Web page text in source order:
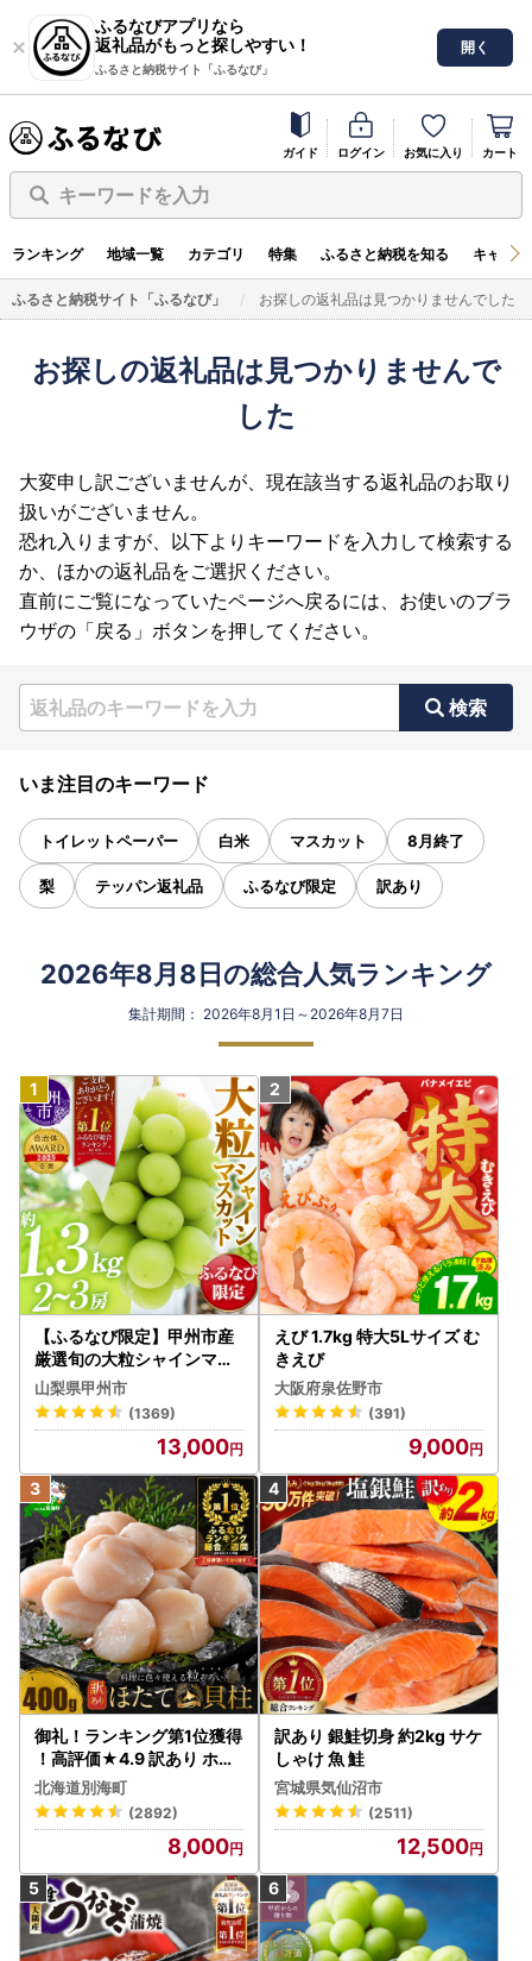
ふるなびアプリなら
返礼品がもっと探しやすい！
ふるさと納税サイト「ふるなび」
開く
ガイド ログイン お気に入り カート
キーワードを入力
ランキング 地域一覧 カテゴリ 特集 ふるさと納税を知る キャン
ふるさと納税サイト「ふるなび」 お探しの返礼品は見つかりませんでした
お探しの返礼品は見つかりませんで
した
大変申し訳ございませんが、現在該当する返礼品のお取り
扱いがございません。
恐れ入りますが、以下よりキーワードを入力して検索する
か、ほかの返礼品をご選択ください。
直前にご覧になっていたページへ戻るには、お使いのブラ
ウザの「戻る」ボタンを押してください。
検索
いま注目のキーワード
トイレットペーパー 白米 マスカット 8月終了
梨 テッパン返礼品 ふるなび限定 訳あり
2026年8月8日の総合人気ランキング
集計期間： 2026年8月1日～2026年8月7日
【ふるなび限定】甲州市産
厳選旬の大粒シャインマス
カット 約1.3kg 2～3房【2
026年発送】（MG）B12-
472 FN-Limited-VO シャ
インマスカット フルーツ
山梨県甲州市
(1369)
13,000
えび 1.7kg 特大5Lサイズ む
きえび
大阪府泉佐野市
(391)
9,000
御礼！ランキング第1位獲得
！高評価★4.9 訳あり ホタ
テ 400g（ほたて 帆立 貝柱
冷凍 ）
北海道別海町
(2892)
8,000
訳あり 銀鮭切身 約2kg サケ
しゃけ 魚 鮭
宮城県気仙沼市
(2511)
12,500